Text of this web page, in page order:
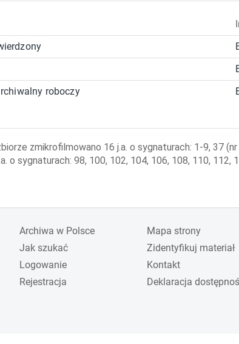
roboczy
zmikrofilmowano 16 j.a. o sygnaturach: 1-9, 37
o sygnaturach: 98, 100, 102, 104, 106, 108, 110,
Archiwa w Polsce
Jak szukać
Logowanie
Rejestracja
Mapa strony
Zidentyfikuj materiał
Kontakt
Deklaracja